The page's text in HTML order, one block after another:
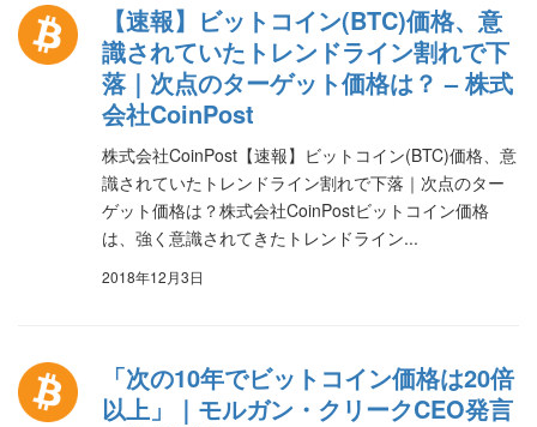
【速報】ビットコイン(BTC)価格、意
識されていたトレンドライン割れで下
落｜次点のターゲット価格は？ – 株式
会社CoinPost
株式会社CoinPost【速報】ビットコイン(BTC)価格、意
識されていたトレンドライン割れで下落｜次点のター
ゲット価格は？株式会社CoinPostビットコイン価格
は、強く意識されてきたトレンドライン...
2018年12月3日
「次の10年でビットコイン価格は20倍
以上」｜モルガン・クリークCEO発言